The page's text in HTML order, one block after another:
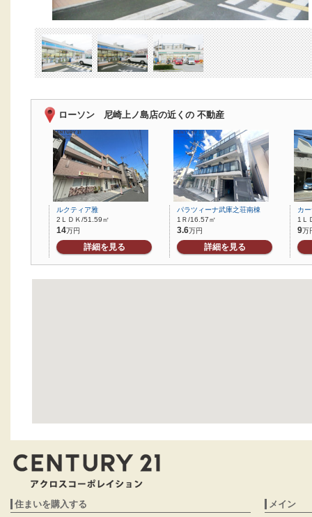
ローソン 尼崎上ノ島店の近くの 不動産
ルクティア雅
2ＬＤＫ/51.59㎡
14万円
詳細を見る
パラツィーナ武庫之荘南棟
1Ｒ/16.57㎡
3.6万円
詳細を見る
カ
1Ｌ
9万
住まいを購入する メイン